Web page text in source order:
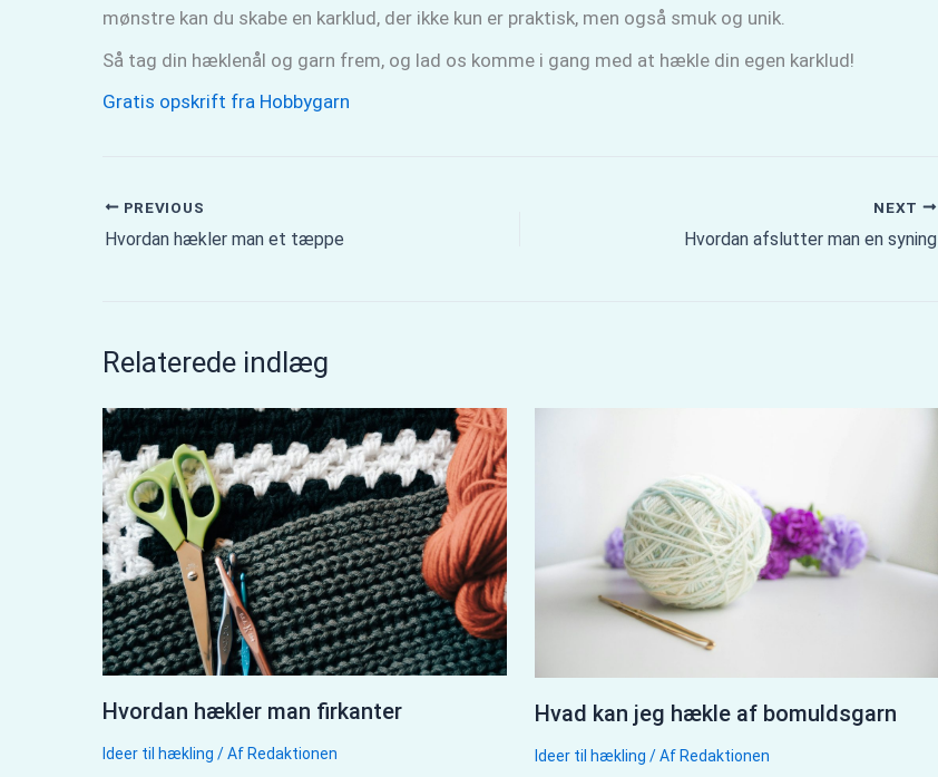
mønstre kan du skabe en karklud, der ikke kun er praktisk, men også smuk og unik.
Så tag din hæklenål og garn frem, og lad os komme i gang med at hækle din egen karklud!
Gratis opskrift fra Hobbygarn
PREVIOUS
Hvordan hækler man et tæppe
NEXT
Hvordan afslutter man en syning
Relaterede indlæg
Hvordan hækler man firkanter
Ideer til hækling / Af Redaktionen
Hvad kan jeg hækle af bomuldsgarn
Ideer til hækling / Af Redaktionen